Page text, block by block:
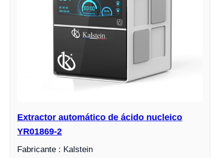
Extractor automático de ácido nucleico
YR01869-2
Fabricante : Kalstein